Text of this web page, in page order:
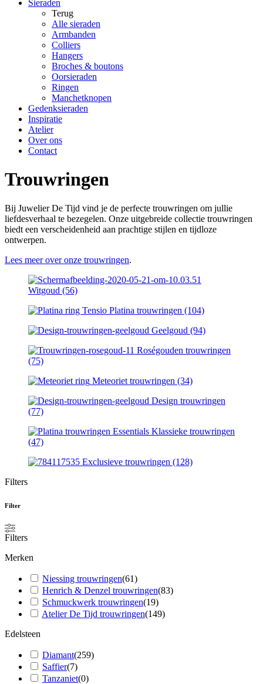
Sieraden
Terug
Alle sieraden
Armbanden
Colliers
Hangers
Broches & boutons
Oorsieraden
Ringen
Manchetknopen
Gedenksieraden
Inspiratie
Atelier
Over ons
Contact
Trouwringen
Bij Juwelier De Tijd vind je de perfecte trouwringen om jullie
liefdesverhaal te bezegelen. Onze uitgebreide collectie trouwringen
biedt een verscheidenheid aan prachtige stijlen en tijdloze
ontwerpen.
Lees meer over onze trouwringen.
Witgoud (56)
Platina trouwringen (104)
Geelgoud (94)
Roségouden trouwringen
(75)
Meteoriet trouwringen (34)
Design trouwringen
(77)
Klassieke trouwringen
(47)
Exclusieve trouwringen (128)
Filters
Filter
Filters
Merken
Niessing trouwringen(61)
Henrich & Denzel trouwringen(83)
Schmuckwerk trouwringen(19)
Atelier De Tijd trouwringen(149)
Edelsteen
Diamant(259)
Saffier(7)
Tanzaniet(0)